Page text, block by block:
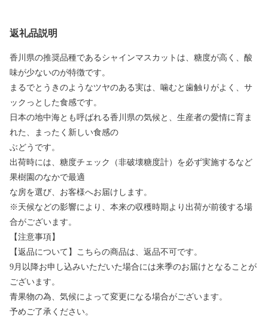
返礼品説明
香川県の推奨品種であるシャインマスカットは、糖度が高く、酸
味が少ないのが特徴です。
まるでとうきのようなツヤのある実は、噛むと歯触りがよく、サ
ックっとした食感です。
日本の地中海とも呼ばれる香川県の気候と、生産者の愛情に育ま
れた、まったく新しい食感の
ぶどうです。
出荷時には、糖度チェック（非破壊糖度計）を必ず実施するなど
果樹園のなかで最適
な房を選び、お客様へお届けします。
※天候などの影響により、本来の収穫時期より出荷が前後する場
合がございます。
【注意事項】
【返品について】こちらの商品は、返品不可です。
9月以降お申し込みいただいた場合には来季のお届けとなることが
ございます。
青果物の為、気候によって変更になる場合がございます。
予めご了承ください。